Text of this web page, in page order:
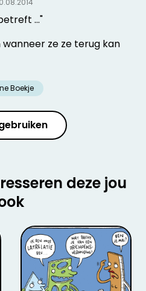
..."
ze ze terug kan
Boekje
deze jou